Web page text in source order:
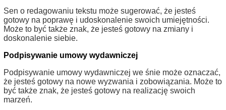
Sen o redagowaniu tekstu może sugerować, że jesteś
gotowy na poprawę i udoskonalenie swoich umiejętności.
Może to być także znak, że jesteś gotowy na zmiany i
doskonalenie siebie.
Podpisywanie umowy wydawniczej
Podpisywanie umowy wydawniczej we śnie może oznaczać,
że jesteś gotowy na nowe wyzwania i zobowiązania. Może to
być także znak, że jesteś gotowy na realizację swoich
marzeń.